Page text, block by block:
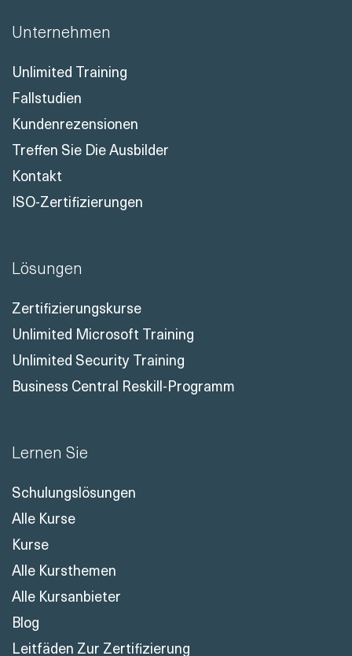
Unternehmen
Unlimited Training
Fallstudien
Kundenrezensionen
Treffen Sie Die Ausbilder
Kontakt
ISO-Zertifizierungen
Lösungen
Zertifizierungskurse
Unlimited Microsoft Training
Unlimited Security Training
Business Central Reskill-Programm
Lernen Sie
Schulungslösungen
Alle Kurse
Kurse
Alle Kursthemen
Alle Kursanbieter
Blog
Leitfäden Zur Zertifizierung